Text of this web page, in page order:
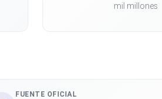
mil millones
FUENTE OFICIAL